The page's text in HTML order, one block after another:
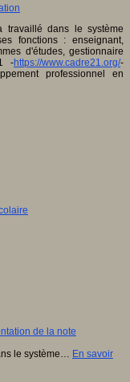
travaillé dans le système
fonctions : enseignant,
d'études, gestionnaire
-https://www.cadre21.org/-
professionnel en
de la note
le système… En savoir